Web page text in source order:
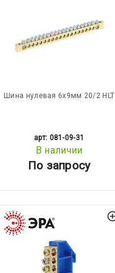
Шина нулевая 6х9мм 20/2 HLT
арт: 081-09-31
В наличии
По запросу